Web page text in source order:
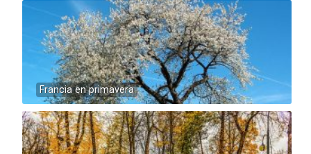
Francia en primavera